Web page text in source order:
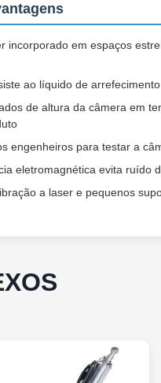
incorporado em espaços
ao líquido de
de altura da câmera em
engenheiros para testar a
eletromagnética evita ruído
a laser e pequenos